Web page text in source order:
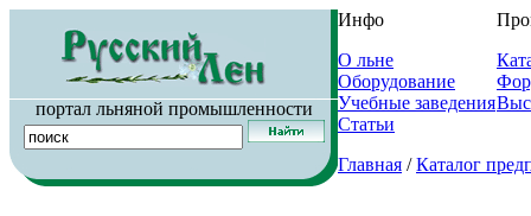
портал льняной промышленности
Инфо
О льне
Оборудование
Учебные заведения
Статьи
Главная /Каталог